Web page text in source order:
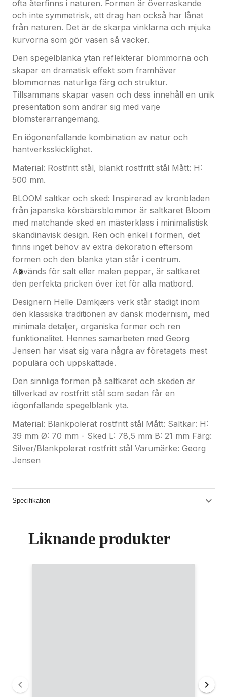
Inspirerad av kronbladen från japanska
körsbärsblommor är saltkaret Bloom med
matchande sked en mästerklass i minimalistisk
skandinavisk design. Ren och enkel i formen, det
finns inget behov av extra dekoration eftersom
formen och den blanka ytan står i centrum.
Används för salt eller malen peppar, är saltkaret
den perfekta pricken över i:et för alla matbord.
Designern Helle Damkjærs verk står stadigt inom
den klassiska traditionen av dansk modernism, med
minimala detaljer, organiska former och ren
funktionalitet. Hennes samarbeten med Georg
Jensen har visat sig vara några av företagets mest
populära och uppskattade.
Den sinnliga formen på saltkaret och skeden är
tillverkad av rostfritt stål som sedan får en
iögonfallande spegelblank yta.
Material: Blankpolerat rostfritt stål
Mått: Saltkar: H: 39 mm Ø: 70 mm - Sked L: 78,5
mm B: 21 mm
Färg: Silver/Blankpolerat rostfritt stål
Varumärke: Georg Jensen
ofta återfinns i naturen. Formen är överraskande
och inte symmetrisk, ett drag han också har lånat
från naturen. Det är de skarpa vinklarna och mjuka
kurvorna som gör vasen så vacker.
Den spegelblanka ytan reflekterar blommorna och
skapar en dramatisk effekt som framhäver
blommornas naturliga färg och struktur.
Tillsammans skapar vasen och dess innehåll en unik
presentation som ändrar sig med varje
blomsterarrangemang.
En iögonenfallande kombination av natur och
hantverksskicklighet.
Material: Rostfritt stål, blankt rostfritt stål Mått: H:
500 mm.
BLOOM saltkar och sked: Inspirerad av kronbladen
från japanska körsbärsblommor är saltkaret Bloom
med matchande sked en mästerklass i minimalistisk
skandinavisk design. Ren och enkel i formen, det
finns inget behov av extra dekoration eftersom
formen och den blanka ytan står i centrum.
Används för salt eller malen peppar, är saltkaret
den perfekta pricken över i:et för alla matbord.
Designern Helle Damkjærs verk står stadigt inom
den klassiska traditionen av dansk modernism, med
minimala detaljer, organiska former och ren
funktionalitet. Hennes samarbeten med Georg
Jensen har visat sig vara några av företagets mest
populära och uppskattade.
Den sinnliga formen på saltkaret och skeden är
tillverkad av rostfritt stål som sedan får en
iögonfallande spegelblank yta.
Material: Blankpolerat rostfritt stål Mått: Saltkar: H:
39 mm Ø: 70 mm - Sked L: 78,5 mm B: 21 mm Färg:
Silver/Blankpolerat rostfritt stål Varumärke: Georg
Jensen
Specifikation
Liknande produkter